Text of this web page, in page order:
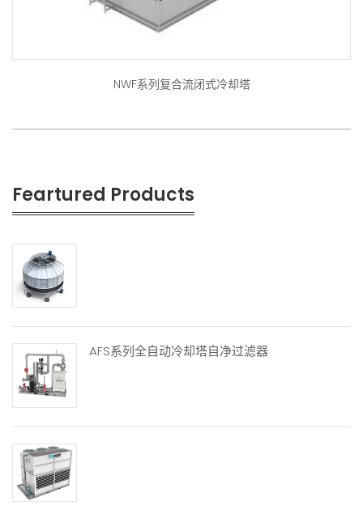
NWF系列复合流闭式冷却塔
Feartured Products
AFS系列全自动冷却塔自净过滤器